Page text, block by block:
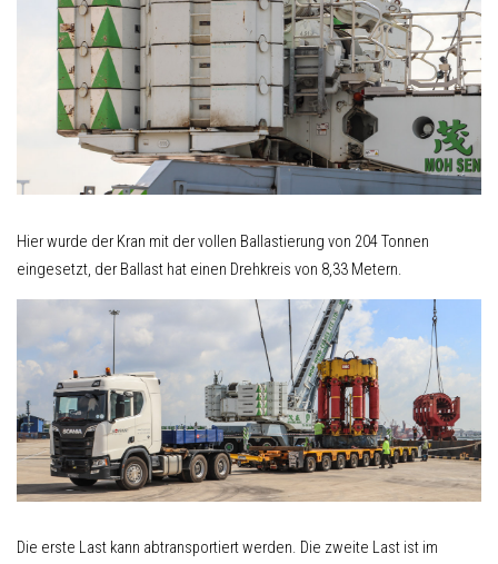
Hier wurde der Kran mit der vollen Ballastierung von 204 Tonnen
eingesetzt, der Ballast hat einen Drehkreis von 8,33 Metern.
Die erste Last kann abtransportiert werden. Die zweite Last ist im